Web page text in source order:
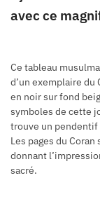
avec ce
Ce tableau
d’un exemplaire du
en noir sur fond
symboles de cette
trouve un pendentif
Les pages du
donnant
sacré.